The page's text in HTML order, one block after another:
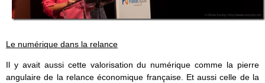
Le numérique dans la relance
Il y avait aussi cette valorisation du numérique comme la pierre
angulaire de la relance économique française. Et aussi celle de la